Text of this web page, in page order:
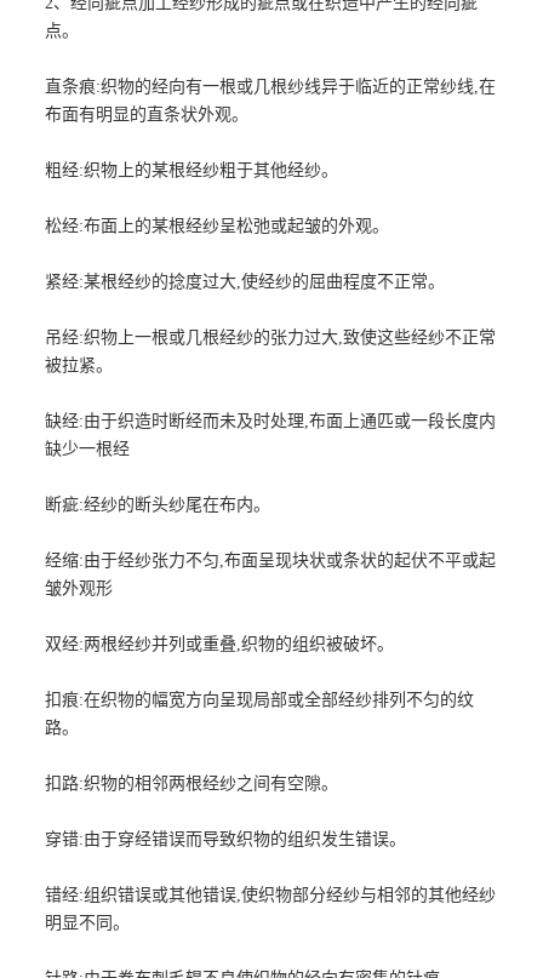
点。
直条痕:织物的经向有一根或几根纱线异于临近的正常纱线,在
布面有明显的直条状外观。
粗经:织物上的某根经纱粗于其他经纱。
松经:布面上的某根经纱呈松弛或起皱的外观。
紧经:某根经纱的捻度过大,使经纱的屈曲程度不正常。
吊经:织物上一根或几根经纱的张力过大,致使这些经纱不正常
被拉紧。
缺经:由于织造时断经而未及时处理,布面上通匹或一段长度内
缺少一根经
断疵:经纱的断头纱尾在布内。
经缩:由于经纱张力不匀,布面呈现块状或条状的起伏不平或起
皱外观形
双经:两根经纱并列或重叠,织物的组织被破坏。
扣痕:在织物的幅宽方向呈现局部或全部经纱排列不匀的纹
路。
扣路:织物的相邻两根经纱之间有空隙。
穿错:由于穿经错误而导致织物的组织发生错误。
错经:组织错误或其他错误,使织物部分经纱与相邻的其他经纱
明显不同。